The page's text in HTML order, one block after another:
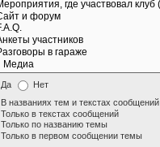
Да Нет
В названиях тем и текстах сообщений
Только в текстах сообщений
Только по названию темы
Только в первом сообщении темы